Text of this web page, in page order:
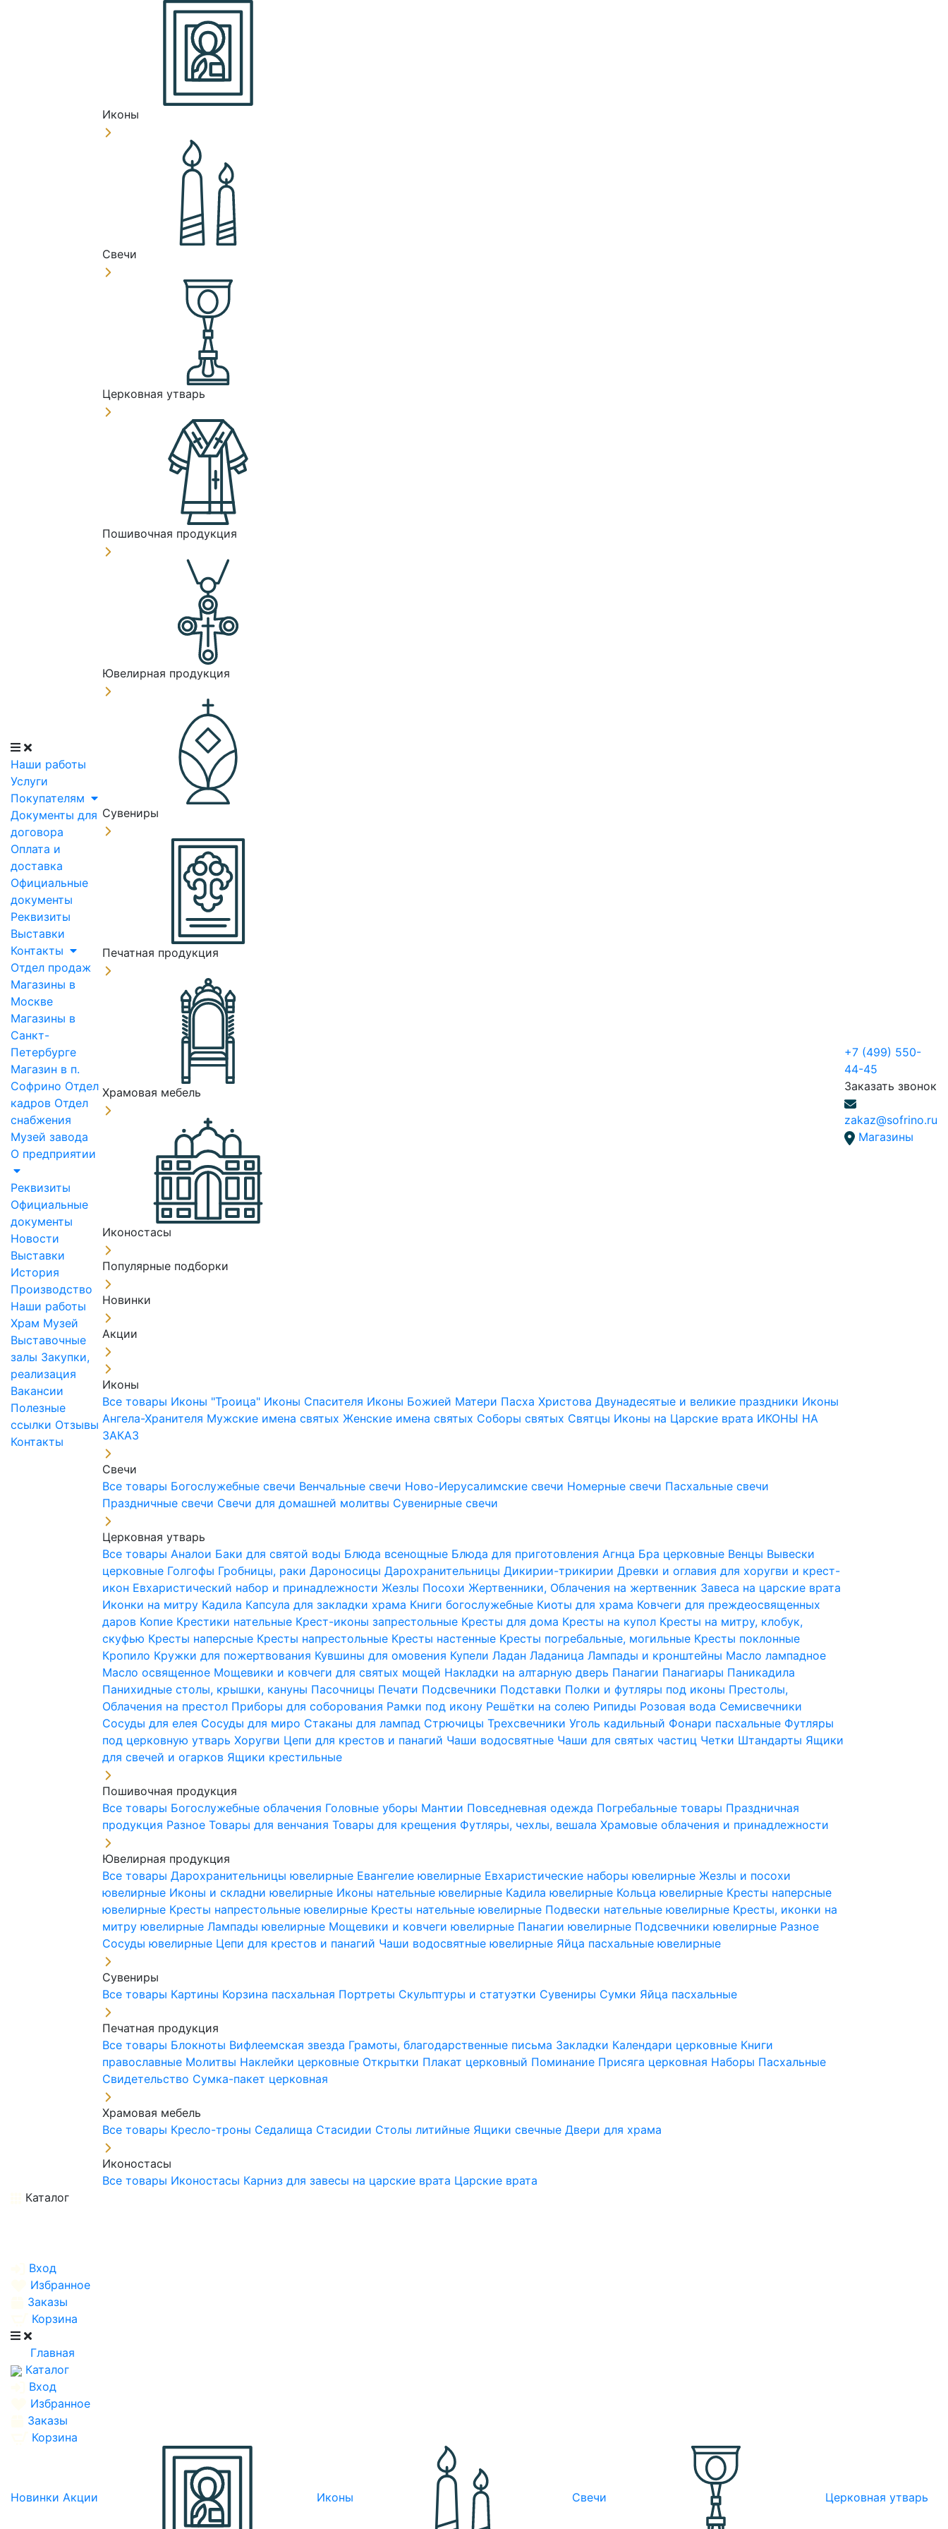
Наши работы
Услуги
Покупателям
Документы для
договора
Оплата и
доставка
Официальные
документы
Реквизиты
Выставки
Контакты
Отдел продаж
Магазины в
Москве
Магазины в
Санкт-
Петербурге
Магазин в п.
Софрино Отдел
кадров Отдел
снабжения
Музей завода
О предприятии
Реквизиты
Официальные
документы
Новости
Выставки
История
Производство
Наши работы
Храм Музей
Выставочные
залы Закупки,
реализация
Вакансии
Полезные
ссылки Отзывы
Контакты
Иконы
Свечи
Церковная утварь
Пошивочная продукция
Ювелирная продукция
Сувениры
Печатная продукция
Храмовая мебель
Иконостасы
Популярные подборки
Новинки
Акции
Иконы
Все товары Иконы "Троица" Иконы Спасителя Иконы Божией Матери Пасха ХристоваДвунадесятые и великие праздники Иконы
Ангела-Хранителя Мужские имена святыхЖенские имена святых Соборы святых Святцы Иконы на Царские врата ИКОНЫ НА
ЗАКАЗ
Свечи
Все товары Богослужебные свечи Венчальные свечи Ново-Иерусалимские свечи Номерные свечи Пасхальные свечи
Праздничные свечи Свечи для домашней молитвы Сувенирные свечи
Церковная утварь
Все товарыАналои Баки для святой воды Блюда всенощные Блюда для приготовления Агнца Бра церковные Венцы Вывески
церковные Голгофы Гробницы, ракиДароносицыДарохранительницыДикирии-трикирииДревки и оглавия для хоругви и крест-
икон Евхаристический набор и принадлежностиЖезлы ПосохиЖертвенники, Облачения на жертвенник Завеса на царские врата
Иконки на митру Кадила Капсула для закладки храма Книги богослужебные Киоты для храма Ковчеги для преждеосвященных
даров Копие Крестики нательные Крест-иконы запрестольные Кресты для дома Кресты на купол Кресты на митру, клобук,
скуфью Кресты наперсные Кресты напрестольные Кресты настенные Кресты погребальные, могильные Кресты поклонные
Кропило Кружки для пожертвования Кувшины для омовения КупелиЛаданЛаданицаЛампады и кронштейны Масло лампадное
Масло освященное Мощевики и ковчеги для святых мощей Накладки на алтарную дверь Панагии Панагиары Паникадила
Панихидные столы, крышки, кануны Пасочницы Печати Подсвечники Подставки Полки и футляры под иконы Престолы,
Облачения на престол Приборы для соборования Рамки под икону Решётки на солею Рипиды Розовая вода Семисвечники
Сосуды для елея Сосуды для миро Стаканы для лампад СтрючицыТрехсвечникиУголь кадильный Фонари пасхальные Футляры
под церковную утварьХоругви Цепи для крестов и панагий Чаши водосвятные Чаши для святых частиц Четки Штандарты Ящики
для свечей и огарков Ящики крестильные
Пошивочная продукция
Все товары Богослужебные облачения Головные уборы Мантии Повседневная одежда Погребальные товары Праздничная
продукция РазноеТовары для венчанияТовары для крещения Футляры, чехлы, вешалаХрамовые облачения и принадлежности
Ювелирная продукция
Все товарыДарохранительницы ювелирные Евангелие ювелирные Евхаристические наборы ювелирныеЖезлы и посохи
ювелирные Иконы и складни ювелирные Иконы нательные ювелирные Кадила ювелирные Кольца ювелирные Кресты наперсные
ювелирные Кресты напрестольные ювелирные Кресты нательные ювелирные Подвески нательные ювелирные Кресты, иконки на
митру ювелирныеЛампады ювелирные Мощевики и ковчеги ювелирные Панагии ювелирные Подсвечники ювелирные Разное
Сосуды ювелирные Цепи для крестов и панагий Чаши водосвятные ювелирные Яйца пасхальные ювелирные
Сувениры
Все товары Картины Корзина пасхальная Портреты Скульптуры и статуэтки Сувениры Сумки Яйца пасхальные
Печатная продукция
Все товары Блокноты Вифлеемская звезда Грамоты, благодарственные письма Закладки Календари церковные Книги
православные Молитвы Наклейки церковные Открытки Плакат церковный Поминание Присяга церковная Наборы Пасхальные
Свидетельство Сумка-пакет церковная
Храмовая мебель
Все товары Кресло-троны Седалища Стасидии Столы литийные Ящики свечныеДвери для храма
Иконостасы
Все товары Иконостасы Карниз для завесы на царские врата Царские врата
+7 (499) 550-
44-45
Заказать звонок
zakaz@sofrino.ru
Магазины
Каталог
Вход
Избранное
Заказы
Корзина
Главная
Каталог
Вход
Избранное
Заказы
Корзина
Новинки Акции Иконы Свечи Церковная утварь